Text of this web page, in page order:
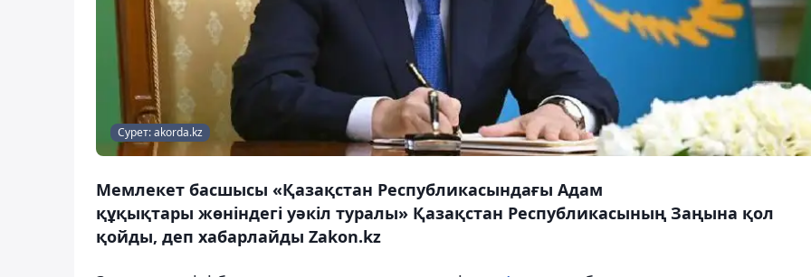
Сурет: akorda.kz
Мемлекет басшысы «Қазақстан Республикасындағы Адам
құқықтары жөніндегі уәкіл туралы» Қазақстан Республикасының Заңына қол
қойды, деп хабарлайды Zakon.kz